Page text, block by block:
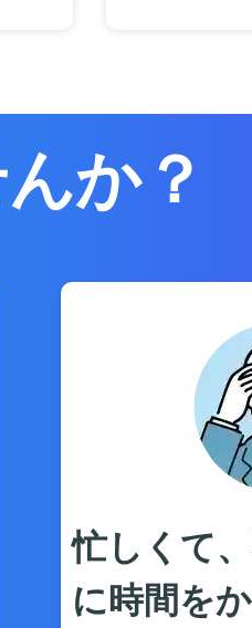
か？
忙しくて
に時間を